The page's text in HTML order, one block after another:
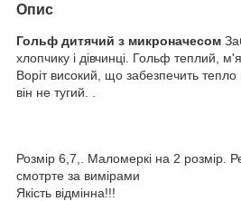
Опис
Гольф дитячий з микроначесом
хлопчику і дівчинці. Гольф теплий,
Воріт високий, що забезпечить тепло
він не тугий. .
Розмір 6,7,. Маломеркі на 2 розмір.
смотрте за вимірами
Якість відмінна!!!